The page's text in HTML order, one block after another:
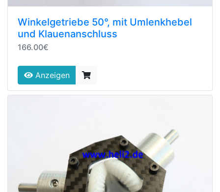
Winkelgetriebe 50°, mit Umlenkhebel
und Klauenanschluss
166.00€
Anzeigen